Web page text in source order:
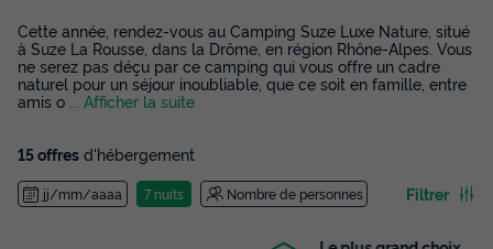
Cette année, rendez-vous au Camping Suze Luxe Nature, situé
à Suze La Rousse, dans la Drôme, en région Rhône-Alpes. Vous
ne serez pas déçu par ce camping qui vous offre un cadre
naturel pour un séjour inoubliable, que ce soit en famille, entre
amis o
... Afficher la suite
15 offres d'hébergement
jj/mm/aaaa 7 nuits Nombre de personnes Filtrer